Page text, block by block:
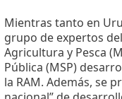
Mientras tanto en
grupo de expertos
Agricultura y Pesca
Pública (MSP)
la RAM. Además, se